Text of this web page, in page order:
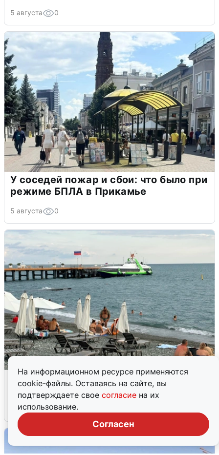
На информационном ресурсе применяются
cookie-файлы. Оставаясь на сайте, вы
подтверждаете свое согласие на их
использование.
Согласен
5 августа 0
У соседей пожар и сбои: что было при
режиме БПЛА в Прикамье
5 августа 0
Жители и туристы Сочи рассказали
об атаке БПЛА 5 августа
5 августа 0